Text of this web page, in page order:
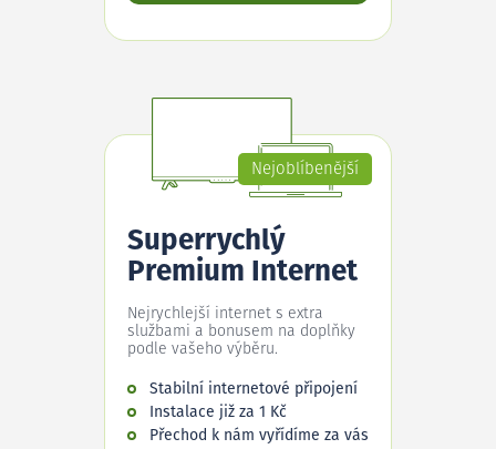
Nejoblíbenější
Superrychlý
Premium Internet
Nejrychlejší internet s extra
službami a bonusem na doplňky
podle vašeho výběru.
Stabilní internetové připojení
Instalace již za 1 Kč
Přechod k nám vyřídíme za vás